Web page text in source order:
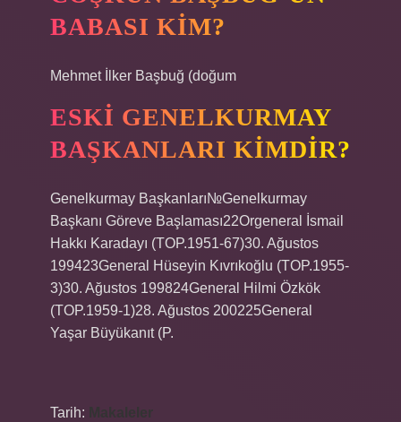
BABASI KIM?
Mehmet İlker Başbuğ (doğum
ESKI GENELKURMAY
BAŞKANLARI KIMDIR?
Genelkurmay Başkanları№Genelkurmay
Başkanı Göreve Başlaması22Orgeneral İsmail
Hakkı Karadayı (TOP.1951-67)30. Ağustos
199423General Hüseyin Kıvrıkoğlu (TOP.1955-
3)30. Ağustos 199824General Hilmi Özkök
(TOP.1959-1)28. Ağustos 200225General
Yaşar Büyükanıt (P.
Tarih: Makaleler